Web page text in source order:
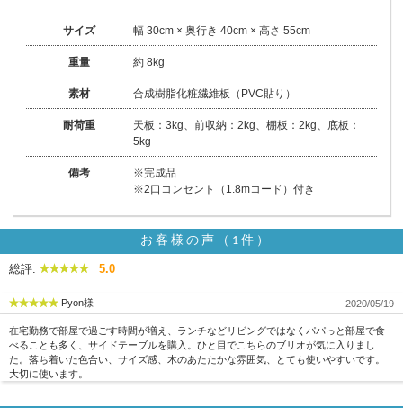
サイズ 幅 30cm × 奥行き 40cm × 高さ 55cm
重量 約 8kg
素材 合成樹脂化粧繊維板（PVC貼り）
耐荷重
天板：3kg、前収納：2kg、棚板：2kg、底板：
5kg
備考
※完成品
※2口コンセント（1.8mコード）付き
お客様の声（1件）
総評: 5.0
Pyon様 2020/05/19
在宅勤務で部屋で過ごす時間が増え、ランチなどリビングではなくパパっと部屋で食
べることも多く、サイドテーブルを購入。ひと目でこちらのブリオが気に入りまし
た。落ち着いた色合い、サイズ感、木のあたたかな雰囲気、とても使いやすいです。
大切に使います。